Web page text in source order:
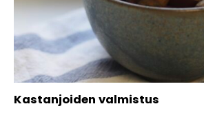
Kastanjoiden valmistus